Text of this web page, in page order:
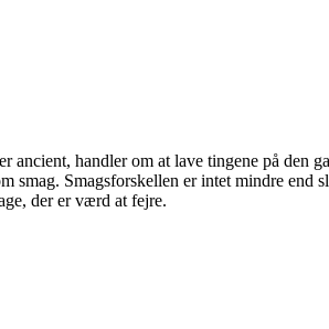
ancient, handler om at lave tingene på
Smagsforskellen er intet mindre end
der er værd at fejre.